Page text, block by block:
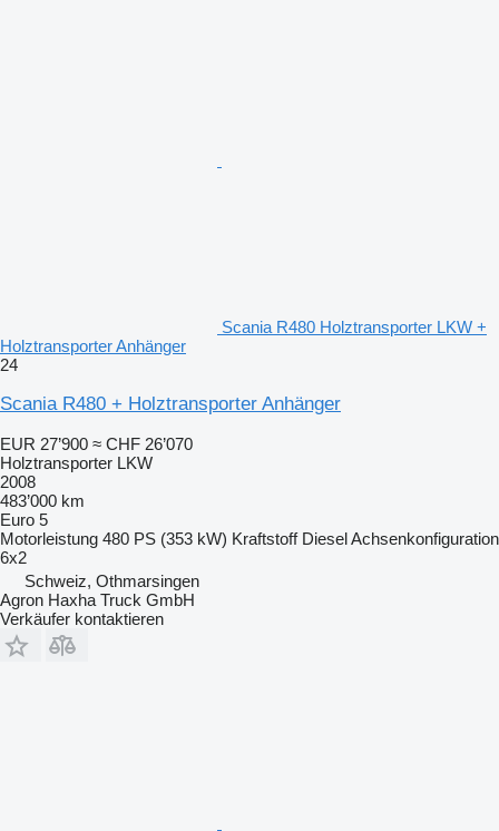
Scania R480 Holztransporter LKW +
Holztransporter Anhänger
24
Scania R480 + Holztransporter Anhänger
EUR 27’900 ≈ CHF 26’070
Holztransporter LKW
2008
483’000 km
Euro 5
Motorleistung 480 PS (353 kW) Kraftstoff DieselAchsenkonfiguration
6x2
Schweiz, Othmarsingen
Agron Haxha Truck GmbH
Verkäufer kontaktieren